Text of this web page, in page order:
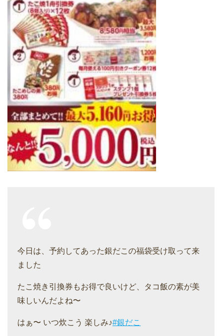
今日は、予約してあった銀だこの福袋受け取って来
ました
たこ焼き引換券もお得で良いけど、タコ飯の素が美
味しいんだよね〜
はぁ〜 いつ炊こう 楽しみ♪#銀だこ